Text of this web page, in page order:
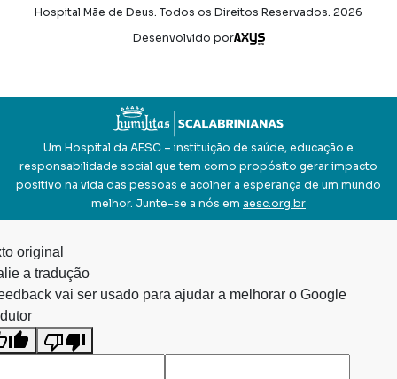
Hospital Mãe de Deus. Todos os Direitos Reservados. 2026
Desenvolvido por
Axysweb
Um Hospital da AESC – instituição de saúde, educação e
responsabilidade social que tem como propósito gerar impacto
positivo na vida das pessoas e acolher a esperança de um mundo
melhor. Junte-se a nós em aesc.org.br
original
a tradução
vai ser usado para ajudar a melhorar o Google